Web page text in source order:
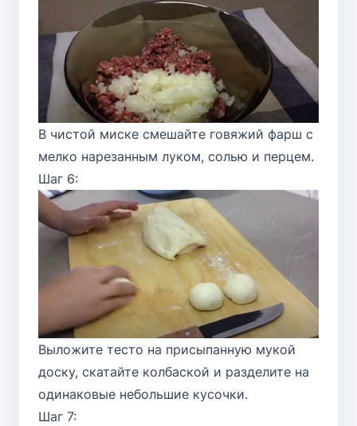
В чистой миске смешайте говяжий фарш с
мелко нарезанным луком, солью и перцем.
Шаг 6:
Выложите тесто на присыпанную мукой
доску, скатайте колбаской и разделите на
одинаковые небольшие кусочки.
Шаг 7: